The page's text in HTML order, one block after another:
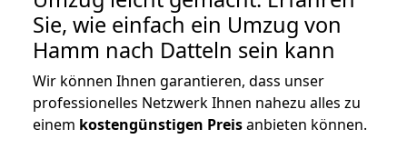
Sie, wie einfach ein Umzug von
Hamm nach Datteln sein kann
Wir können Ihnen garantieren, dass unser
professionelles Netzwerk Ihnen nahezu alles zu
einem kostengünstigen Preisanbieten können.